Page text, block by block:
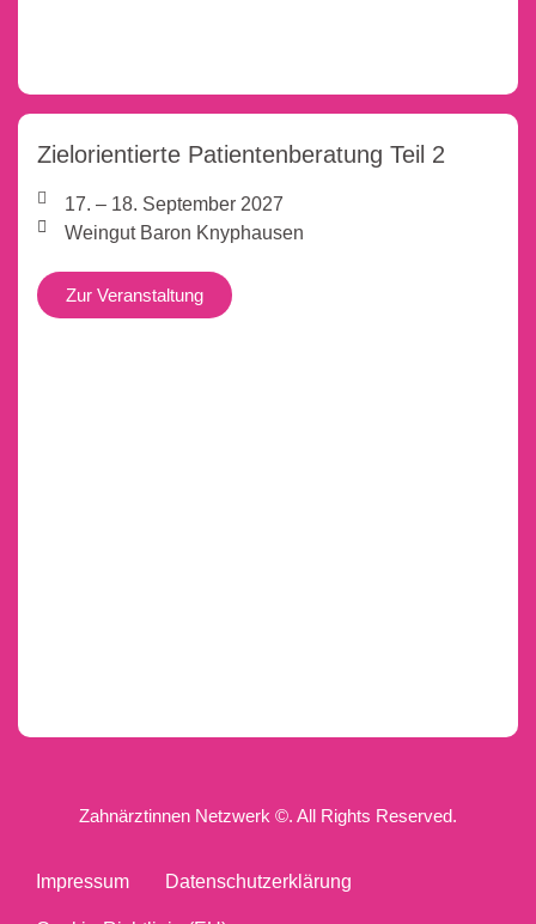
Zielorientierte Patientenberatung Teil 2
17. – 18. September 2027
Weingut Baron Knyphausen
Zur Veranstaltung
Zahnärztinnen Netzwerk ©. All Rights Reserved.
Impressum Datenschutzerklärung